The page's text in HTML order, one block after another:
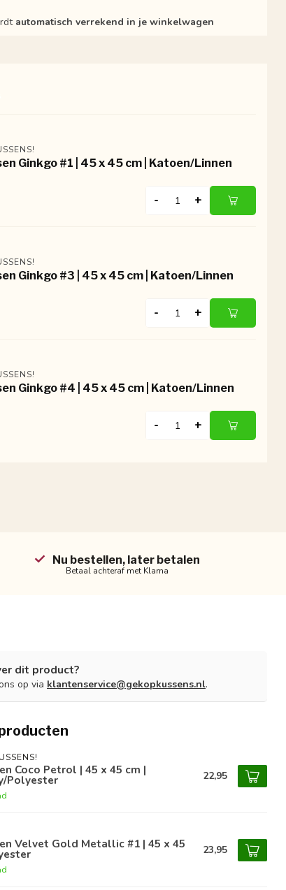
automatisch verrekend in je winkelwagen
Ginkgo #1 | 45 x 45 cm | Katoen/Linnen
- +
Ginkgo #3 | 45 x 45 cm | Katoen/Linnen
- +
Ginkgo #4 | 45 x 45 cm | Katoen/Linnen
- +
Nu bestellen, later betalen
Betaal achteraf met Klarna
dit product?
op via klantenservice@gekopkussens.nl.
Coco Petrol | 45 x 45 cm |
Polyester 22,95
Velvet Gold Metallic #1 | 45 x 45 23,95